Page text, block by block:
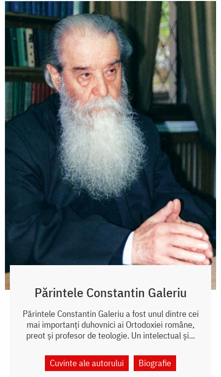
Părintele Constantin Galeriu
Părintele Constantin Galeriu a fost unul dintre cei
mai importanți duhovnici ai Ortodoxiei române,
preot și profesor de teologie. Un intelectual și...
Cuvinte ale autorului
Biografie